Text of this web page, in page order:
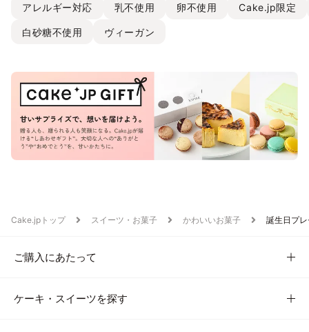
アレルギー対応 乳不使用 卵不使用 Cake.jp限定
白砂糖不使用 ヴィーガン
Cake.jpトップ スイーツ・お菓子 かわいいお菓子 誕生日プ
ご購入にあたって
ケーキ・スイーツを探す